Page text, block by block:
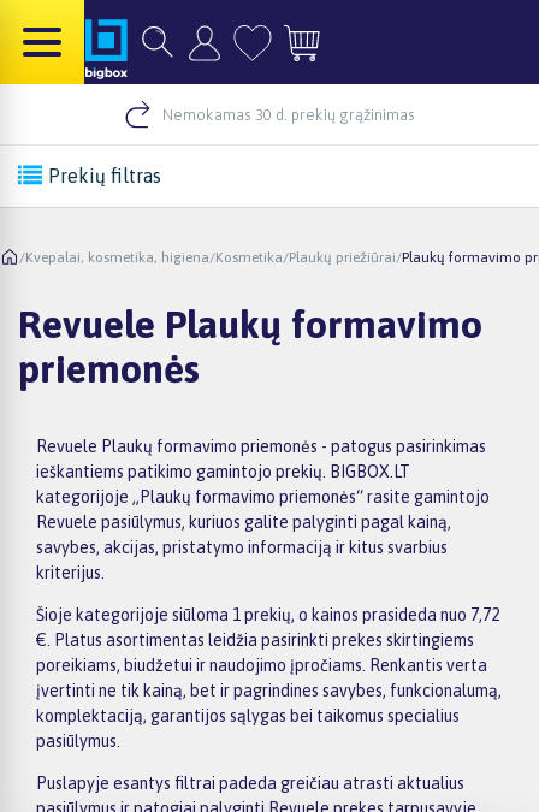
Nemokamas 30 d. prekių grąžinimas
Prekių filtras
/Kvepalai, kosmetika, higiena/Kosmetika/Plaukų priežiūrai/Plaukų formavimo
Revuele Plaukų formavimo
priemonės
Revuele Plaukų formavimo priemonės - patogus pasirinkimas
ieškantiems patikimo gamintojo prekių. BIGBOX.LT
kategorijoje „Plaukų formavimo priemonės“ rasite gamintojo
Revuele pasiūlymus, kuriuos galite palyginti pagal kainą,
savybes, akcijas, pristatymo informaciją ir kitus svarbius
kriterijus.
Šioje kategorijoje siūloma 1 prekių, o kainos prasideda nuo 7,72
€. Platus asortimentas leidžia pasirinkti prekes skirtingiems
poreikiams, biudžetui ir naudojimo įpročiams. Renkantis verta
įvertinti ne tik kainą, bet ir pagrindines savybes, funkcionalumą,
komplektaciją, garantijos sąlygas bei taikomus specialius
pasiūlymus.
Puslapyje esantys filtrai padeda greičiau atrasti aktualius